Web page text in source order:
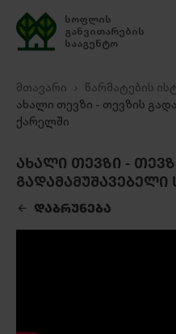
სოფლის
განვითარების
სააგენტო
მთავარი
წარმატების
ახალი თევზი - თევზის
ქარელში
ᲐᲮᲐᲚᲘ ᲗᲔᲕᲖᲘ -
ᲓᲐᲑᲠᲣᲜᲔᲑᲐ